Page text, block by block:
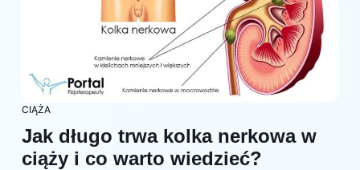
CIĄŻA
Jak długo trwa kolka nerkowa w
ciąży i co warto wiedzieć?